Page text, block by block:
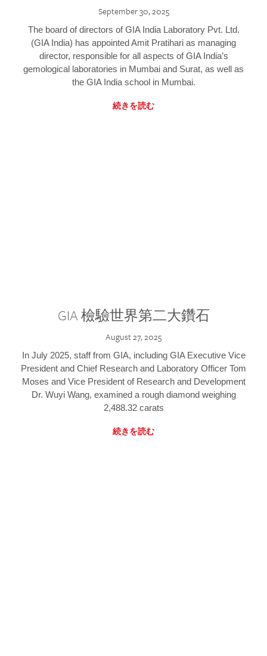
September 30, 2025
The board of directors of GIA India Laboratory Pvt. Ltd.
(GIA India) has appointed Amit Pratihari as managing
director, responsible for all aspects of GIA India’s
gemological laboratories in Mumbai and Surat, as well as
the GIA India school in Mumbai.
続きを読む
GIA 檢驗世界第二大鑽石
August 27, 2025
In July 2025, staff from GIA, including GIA Executive Vice
President and Chief Research and Laboratory Officer Tom
Moses and Vice President of Research and Development
Dr. Wuyi Wang, examined a rough diamond weighing
2,488.32 carats
続きを読む